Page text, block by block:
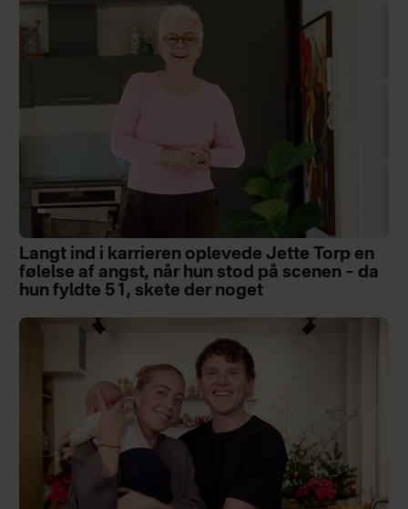
Langt ind i karrieren oplevede Jette Torp en
følelse af angst, når hun stod på scenen – da
hun fyldte 51, skete der noget